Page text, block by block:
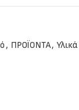
, ΠΡΟΪΟΝΤΑ,